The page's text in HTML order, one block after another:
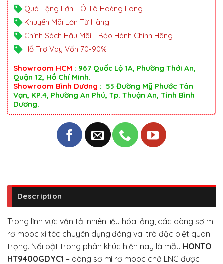
Quà Tặng Lớn - Ô Tô Hoàng Long
Khuyến Mãi Lớn Từ Hãng
Chính Sách Hậu Mãi - Bảo Hành Chính Hãng
Hỗ Trợ Vay Vốn 70-90%
Showroom HCM : 967 Quốc Lộ 1A, Phường Thới An,
Quận 12, Hồ Chí Minh.
Showroom Bình Dương : 55 Đường Mỹ Phước Tân
Vạn, KP.4, Phường An Phú, Tp. Thuận An, Tỉnh Bình
Dương.
Description
Trong lĩnh vực vận tải nhiên liệu hóa lỏng, các dòng sơ mi
rơ mooc xi téc chuyên dụng đóng vai trò đặc biệt quan
trọng. Nổi bật trong phân khúc hiện nay là mẫu HONTO
HT9400GDYC1 – dòng sơ mi rơ mooc chở LNG được